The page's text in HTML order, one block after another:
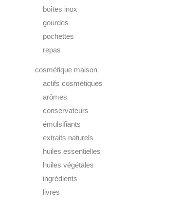
boîtes inox
gourdes
pochettes
repas
cosmétique maison
actifs cosmétiques
arômes
conservateurs
émulsifiants
extraits naturels
huiles essentielles
huiles végétales
ingrédients
livres